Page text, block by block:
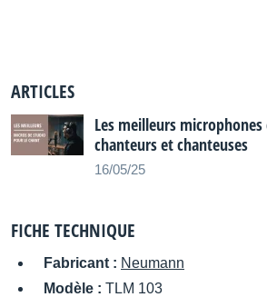
ARTICLES
Les meilleurs
chanteurs et chanteuses
16/05/25
FICHE TECHNIQUE
Fabricant : Neumann
Modèle : TLM 103